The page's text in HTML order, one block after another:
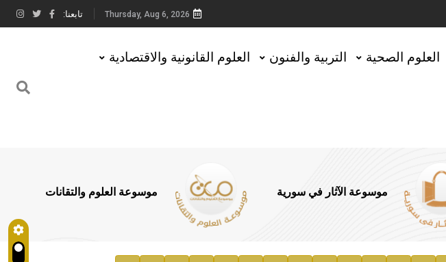
Thursday, Aug 6, 2026 تابعنا:
العلوم الصحية التربية والفنون العلوم القانونية والاقتصادية
موسوعة الآثار في سورية موسوعة العلوم والتقانات